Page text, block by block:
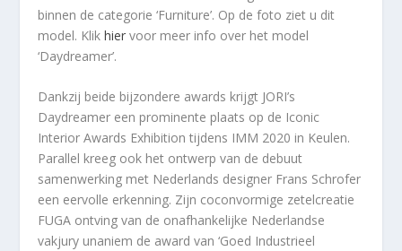
binnen de categorie ‘Furniture’. Op de foto ziet u dit
model. Klikhier voor meer info over het model
‘Daydreamer’.
Dankzij beide bijzondere awards krijgt JORI’s
Daydreamer een prominente plaats op de Iconic
Interior Awards Exhibition tijdens IMM 2020 in Keulen.
Parallel kreeg ook het ontwerp van de debuut
samenwerking met Nederlands designer Frans Schrofer
een eervolle erkenning. Zijn coconvormige zetelcreatie
FUGA ontving van de onafhankelijke Nederlandse
vakjury unaniem de award van ‘Goed Industrieel